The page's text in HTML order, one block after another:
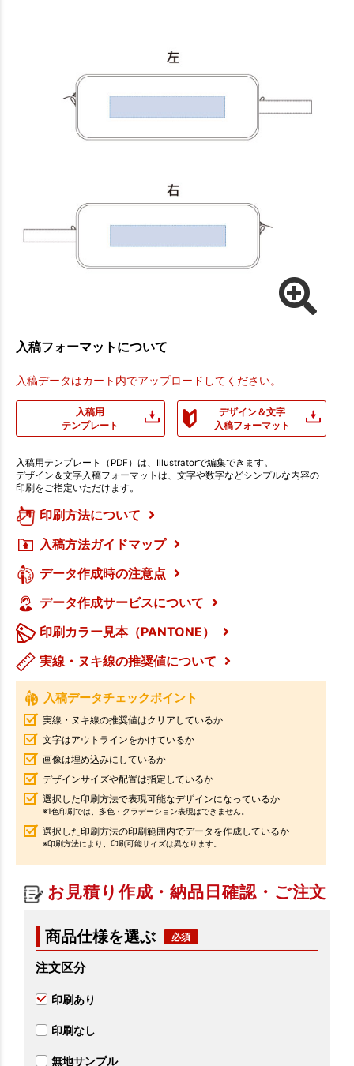
入稿フォーマットについて
入稿データはカート内でアップロードしてください。
入稿用
テンプレート
デザイン＆文字
入稿フォーマット
入稿用テンプレート（PDF）は、Illustratorで編集できます。
デザイン＆文字入稿フォーマットは、文字や数字などシンプルな内容の
印刷をご指定いただけます。
印刷方法について
入稿方法ガイドマップ
データ作成時の注意点
データ作成サービスについて
印刷カラー見本（PANTONE）
実線・ヌキ線の推奨値について
入稿データチェックポイント
実線・ヌキ線の推奨値はクリアしているか
文字はアウトラインをかけているか
画像は埋め込みにしているか
デザインサイズや配置は指定しているか
選択した印刷方法で表現可能なデザインになっているか
※1色印刷では、多色・グラデーション表現はできません。
選択した印刷方法の印刷範囲内でデータを作成しているか
※印刷方法により、印刷可能サイズは異なります。
お見積り作成・納品日確認・ご注文
商品仕様を選ぶ
注文区分
印刷あり
印刷なし
無地サンプル